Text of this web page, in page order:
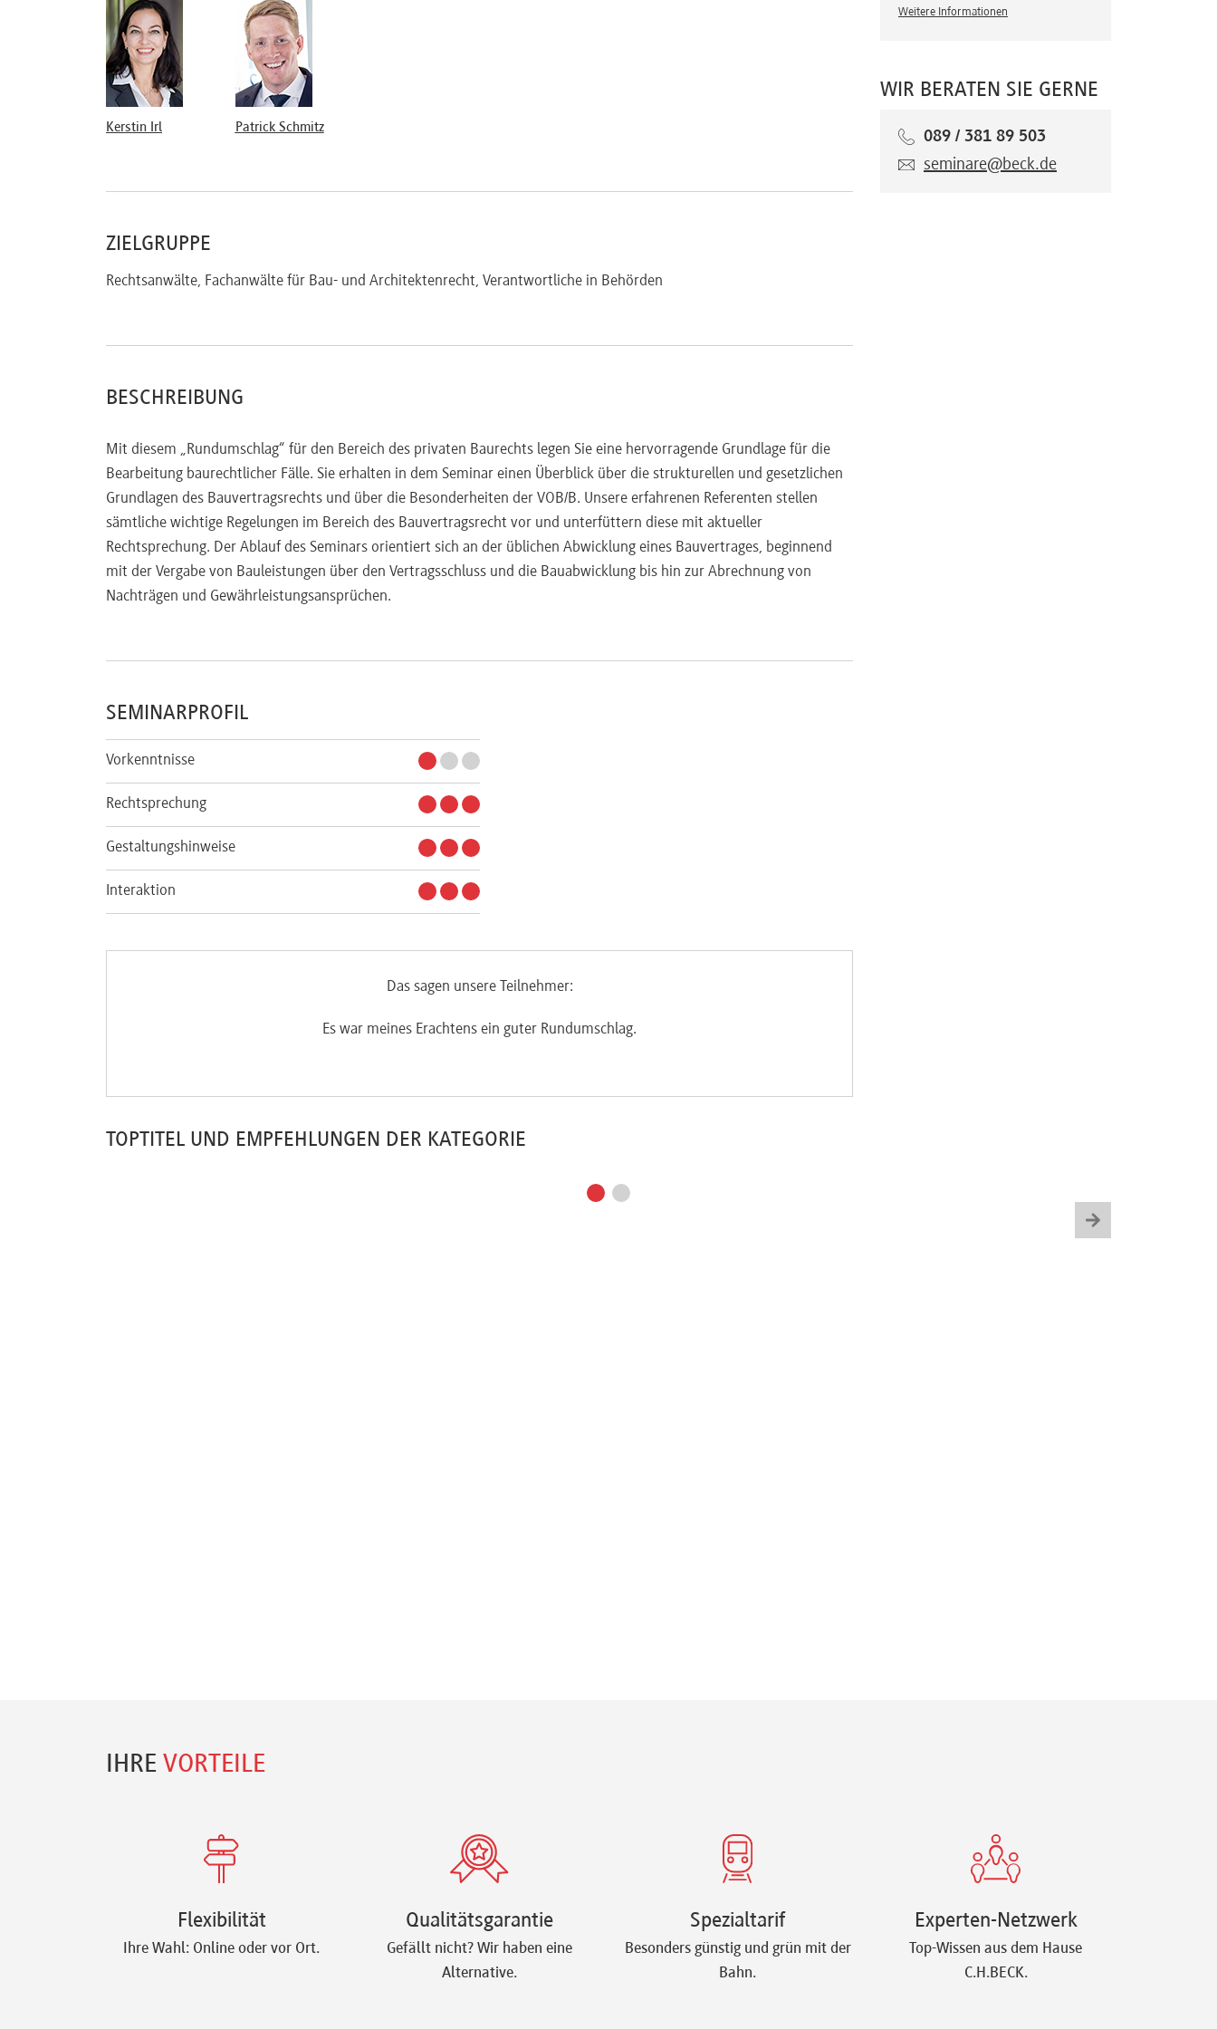
Kerstin Irl Patrick Schmitz
ZIELGRUPPE
Rechtsanwälte, Fachanwälte für Bau- und Architektenrecht, Verantwortliche in Behörden
BESCHREIBUNG
Mit diesem „Rundumschlag“ für den Bereich des privaten Baurechts legen Sie eine hervorragende Grundlage für die
Bearbeitung baurechtlicher Fälle. Sie erhalten in dem Seminar einen Überblick über die strukturellen und gesetzlichen
Grundlagen des Bauvertragsrechts und über die Besonderheiten der VOB/B. Unsere erfahrenen Referenten stellen
sämtliche wichtige Regelungen im Bereich des Bauvertragsrecht vor und unterfüttern diese mit aktueller
Rechtsprechung. Der Ablauf des Seminars orientiert sich an der üblichen Abwicklung eines Bauvertrages, beginnend
mit der Vergabe von Bauleistungen über den Vertragsschluss und die Bauabwicklung bis hin zur Abrechnung von
Nachträgen und Gewährleistungsansprüchen.
SEMINARPROFIL
Vorkenntnisse
Rechtsprechung
Gestaltungshinweise
Interaktion
Das sagen unsere Teilnehmer:
Es war meines Erachtens ein guter Rundumschlag.
Weitere Informationen
WIR BERATEN SIE GERNE
089 / 381 89 503
seminare@beck.de
TOPTITEL UND EMPFEHLUNGEN DER KATEGORIE
IHRE VORTEILE
Flexibilität
Ihre Wahl: Online oder vor Ort.
Qualitätsgarantie
Gefällt nicht? Wir haben eine
Alternative.
Spezialtarif
Besonders günstig und grün mit der
Bahn.
Experten-Netzwerk
Top-Wissen aus dem Hause
C.H.BECK.